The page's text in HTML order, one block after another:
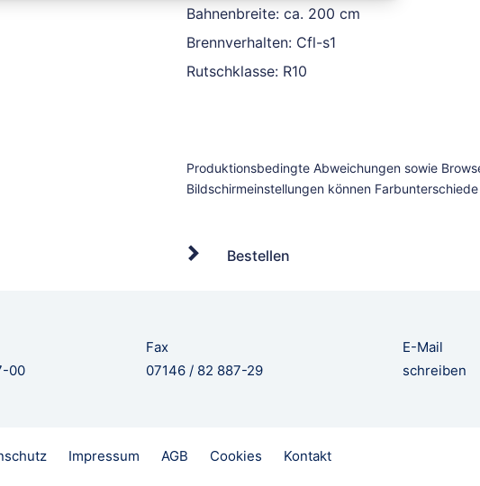
Bahnenbreite: ca. 200 cm
Brennverhalten: Cfl-s1
Rutschklasse: R10
Bestellen
00
Fax
07146 / 82 887-29
E-Mail
schreiben
Impressum AGB Cookies Kontakt